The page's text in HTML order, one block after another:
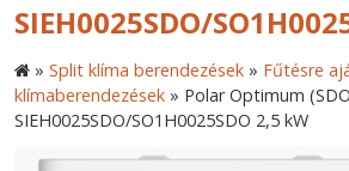
SIEH0025SDO/
» Split klíma berendezések » Fűtésre
klímaberendezések » Polar Optimum
SIEH0025SDO/SO1H0025SDO 2,5 kW